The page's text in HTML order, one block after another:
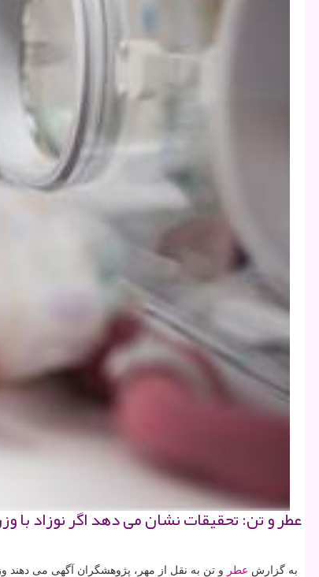
عطر و تن: تحقیقات نشان می دهد اگر نوزاد
به گزارش عطر و تن به نقل از مهر، پژوهشگران آگهی می دهند